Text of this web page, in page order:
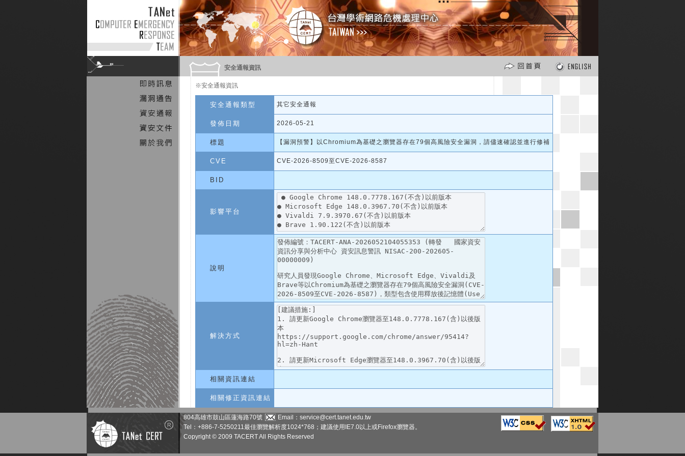
安全通報資訊
※安全通報資訊
安全通報類型 其它安全通報
發佈日期 2026-05-21
標題 【漏洞預警】以Chromium為基礎之瀏覽器存在79個高風險安全漏洞，請儘速確認並進行修補
CVE CVE-2026-8509至CVE-2026-8587
BID
影響平台
說明
解決方式
相關資訊連結
相關修正資訊連結
804高雄市鼓山區蓮海路70號
Email：service@cert.tanet.edu.tw
Tel：+886-7-5250211最佳瀏覽解析度1024*768；建議使用IE7.0以上或Firefox瀏覽器。
Copyright © 2009 TACERT All Rights Reserved